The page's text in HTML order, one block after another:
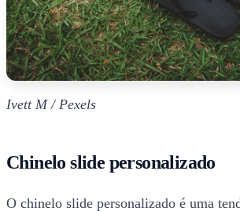
Ivett M / Pexels
Chinelo slide personalizado
O chinelo slide personalizado é uma